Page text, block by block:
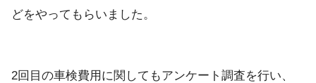
どをやってもらいました。
2回目の車検費用に関してもアンケート調査を行い、